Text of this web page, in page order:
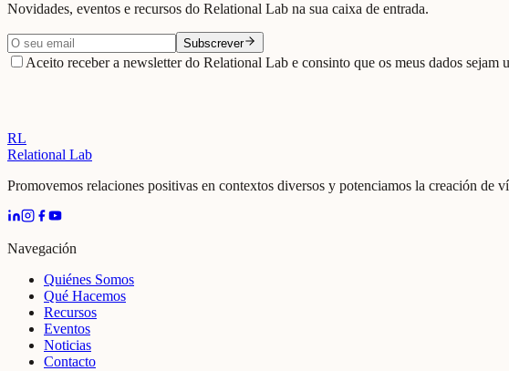
Novidades, eventos e recursos do Relational Lab na sua caixa de entrada.
Subscrever
Aceito receber a newsletter do Relational Lab e consinto que os meus dados sejam
RL
Relational Lab
Promovemos relaciones positivas en contextos diversos y potenciamos la creación de
Navegación
Quiénes Somos
Qué Hacemos
Recursos
Eventos
Noticias
Contacto